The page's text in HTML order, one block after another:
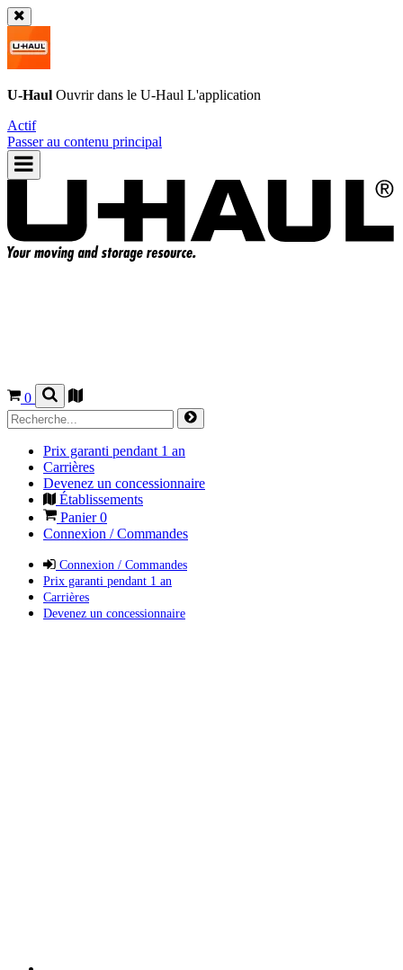
U-Haul Ouvrir dans le U-Haul L'application
Actif
Passer au contenu principal
0
Prix garanti pendant 1 an
Carrières
Devenez un concessionnaire
Établissements
Panier0
Connexion / Commandes
Connexion / Commandes
Prix garanti pendant 1 an
Carrières
Devenez un concessionnaire